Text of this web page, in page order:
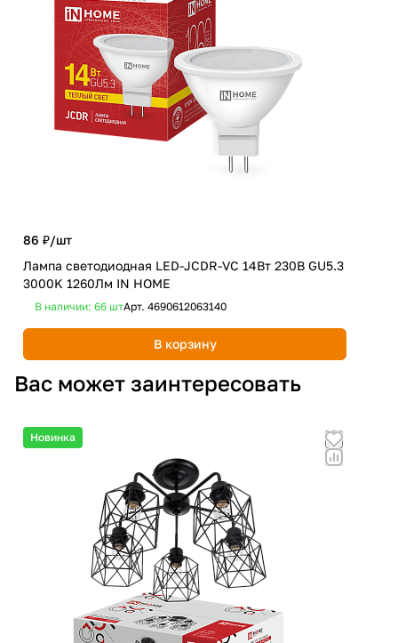
86 ₽/шт
Лампа светодиодная LED-JCDR-VC 14Вт 230В GU5.3
3000K 1260Лм IN HOME
В наличии: 66 штАрт. 4690612063140
В корзину
Вас может заинтересовать
Новинка